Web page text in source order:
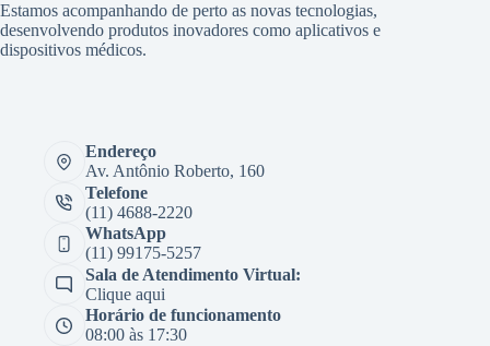
Estamos acompanhando de perto as novas tecnologias,
desenvolvendo produtos inovadores como aplicativos e
dispositivos médicos.
Endereço
Av. Antônio Roberto, 160
Telefone
(11) 4688-2220
WhatsApp
(11) 99175-5257
Sala de Atendimento Virtual:
Clique aqui
Horário de funcionamento
08:00 às 17:30